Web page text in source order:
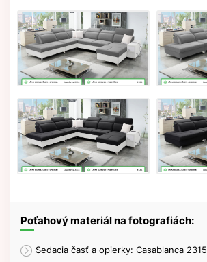
Poťahový materiál na fotografiách:
Sedacia časť a opierky: Casablanca 2315